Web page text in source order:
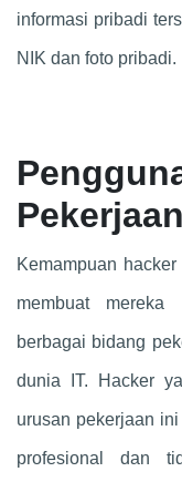
informasi pribadi
NIK dan foto pribadi.
Pekerjaan
Kemampuan
membuat
berbagai bidang
dunia IT. Hacker
urusan pekerjaan
profesional dan